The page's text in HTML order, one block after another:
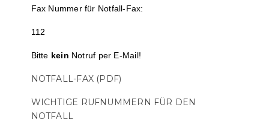
Fax Nummer für Notfall-Fax:
112
Bitte kein Notruf per E-Mail!
NOTFALL-FAX (PDF)
WICHTIGE RUFNUMMERN FÜR DEN
NOTFALL